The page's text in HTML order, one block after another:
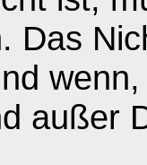
Das
außer